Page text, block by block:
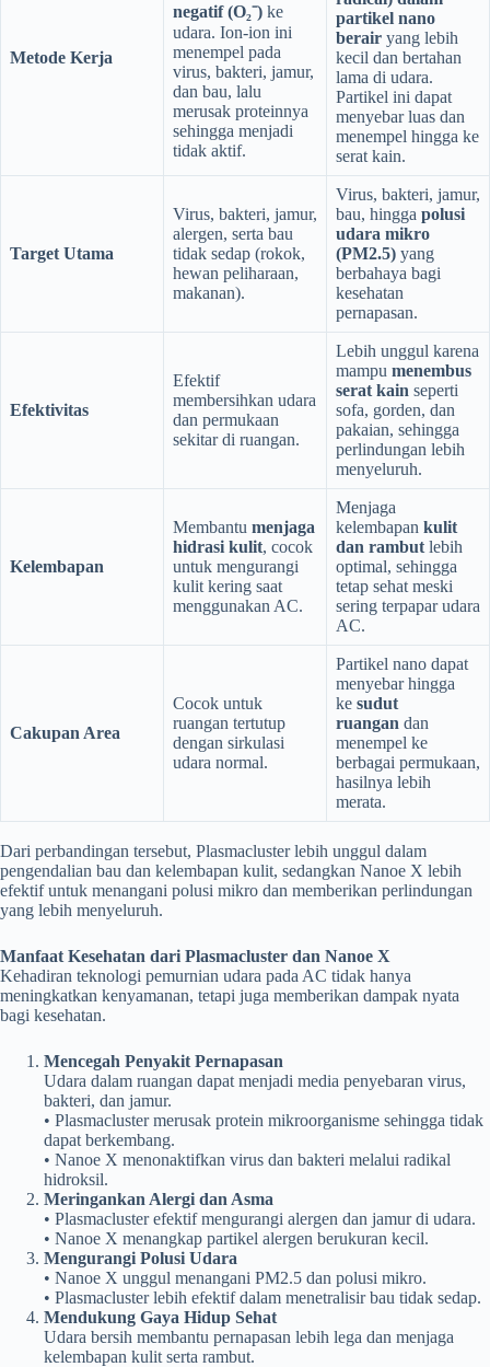
Metode Kerja
negatif (O₂⁻) ke
udara. Ion-ion ini
menempel pada
virus, bakteri, jamur,
dan bau, lalu
merusak proteinnya
sehingga menjadi
tidak aktif.
partikel nano
berair yang lebih
kecil dan bertahan
lama di udara.
Partikel ini dapat
menyebar luas dan
menempel hingga ke
serat kain.
Target Utama
Virus, bakteri, jamur,
alergen, serta bau
tidak sedap (rokok,
hewan peliharaan,
makanan).
Virus, bakteri, jamur,
bau, hingga polusi
udara mikro
(PM2.5) yang
berbahaya bagi
kesehatan
pernapasan.
Efektivitas
Efektif
membersihkan udara
dan permukaan
sekitar di ruangan.
Lebih unggul karena
mampu menembus
serat kain seperti
sofa, gorden, dan
pakaian, sehingga
perlindungan lebih
menyeluruh.
Kelembapan
Membantu menjaga
hidrasi kulit, cocok
untuk mengurangi
kulit kering saat
menggunakan AC.
Menjaga
kelembapan kulit
dan rambut lebih
optimal, sehingga
tetap sehat meski
sering terpapar udara
AC.
Cakupan Area
Cocok untuk
ruangan tertutup
dengan sirkulasi
udara normal.
Partikel nano dapat
menyebar hingga
ke sudut
ruangan dan
menempel ke
berbagai permukaan,
hasilnya lebih
merata.
Dari perbandingan tersebut, Plasmacluster lebih unggul dalam
pengendalian bau dan kelembapan kulit, sedangkan Nanoe X lebih
efektif untuk menangani polusi mikro dan memberikan perlindungan
yang lebih menyeluruh.
Manfaat Kesehatan dari Plasmacluster dan Nanoe X
Kehadiran teknologi pemurnian udara pada AC tidak hanya
meningkatkan kenyamanan, tetapi juga memberikan dampak nyata
bagi kesehatan.
Mencegah Penyakit Pernapasan
Udara dalam ruangan dapat menjadi media penyebaran virus,
bakteri, dan jamur.
• Plasmacluster merusak protein mikroorganisme sehingga tidak
dapat berkembang.
• Nanoe X menonaktifkan virus dan bakteri melalui radikal
hidroksil.
Meringankan Alergi dan Asma
• Plasmacluster efektif mengurangi alergen dan jamur di udara.
• Nanoe X menangkap partikel alergen berukuran kecil.
Mengurangi Polusi Udara
• Nanoe X unggul menangani PM2.5 dan polusi mikro.
• Plasmacluster lebih efektif dalam menetralisir bau tidak sedap.
Mendukung Gaya Hidup Sehat
Udara bersih membantu pernapasan lebih lega dan menjaga
kelembapan kulit serta rambut.